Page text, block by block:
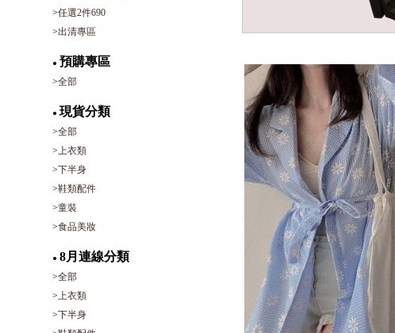
>任選2件690
>出清專區
● 預購專區
>全部
● 現貨分類
>全部
>上衣類
>下半身
>鞋類配件
>童裝
>食品美妝
● 8月連線分類
>全部
>上衣類
>下半身